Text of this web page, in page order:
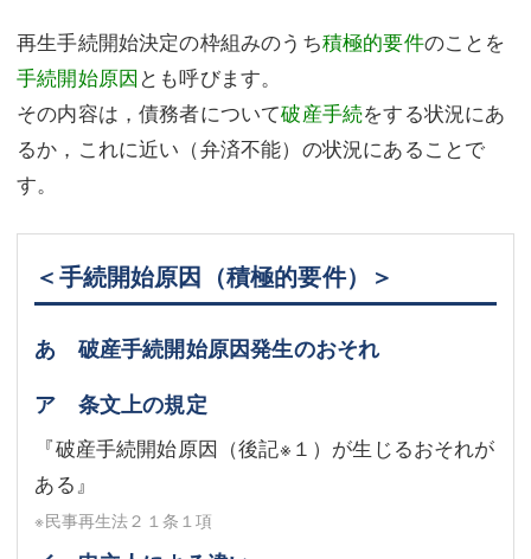
再生手続開始決定の枠組みのうち積極的要件のことを
手続開始原因とも呼びます。
その内容は，債務者について破産手続をする状況にあ
るか，これに近い（弁済不能）の状況にあることで
す。
＜手続開始原因（積極的要件）＞
あ 破産手続開始原因発生のおそれ
ア 条文上の規定
『破産手続開始原因（後記※１ ）が生じるおそれが
ある』
※民事再生法２１条１項